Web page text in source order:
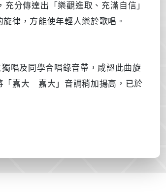
分傳達出「樂觀進取、充滿自信」
律，方能使年輕人樂於歌唱。
唱及同學合唱錄音帶，咸認此曲旋
「嘉大 嘉大」音調稍加揚高，已於